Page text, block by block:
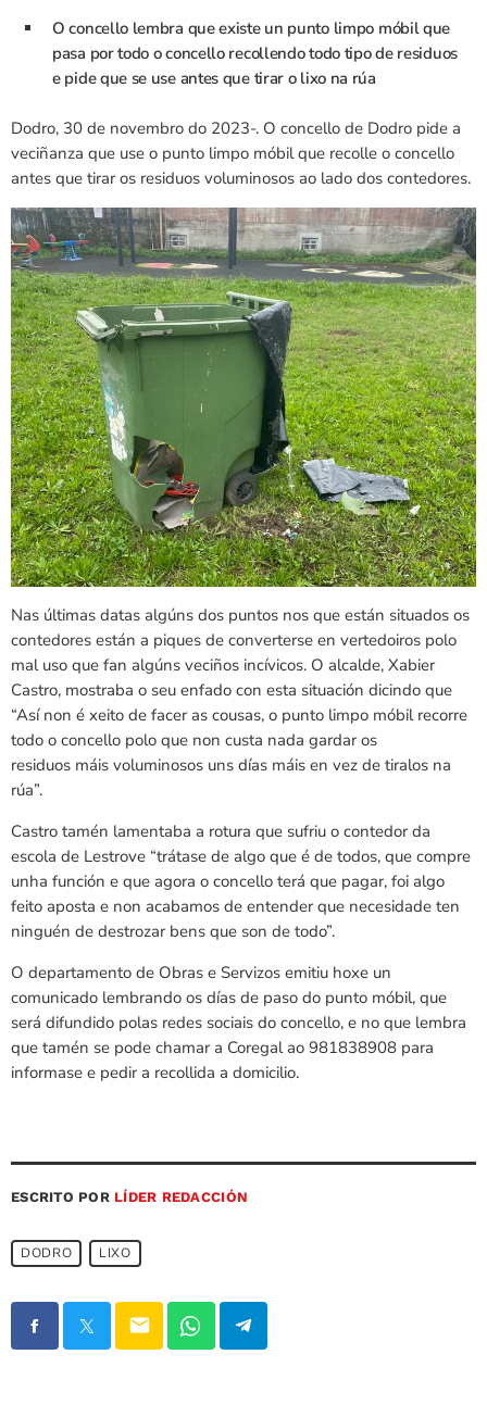
O concello lembra que existe un punto limpo móbil que
pasa por todo o concello recollendo todo tipo de residuos
e pide que se use antes que tirar o lixo na rúa
Dodro, 30 de novembro do 2023-. O concello de Dodro pide a
veciñanza que use o punto limpo móbil que recolle o concello
antes que tirar os residuos voluminosos ao lado dos contedores.
Nas últimas datas algúns dos puntos nos que están situados os
contedores están a piques de converterse en vertedoiros polo
mal uso que fan algúns veciños incívicos. O alcalde, Xabier
Castro, mostraba o seu enfado con esta situación dicindo que
“Así non é xeito de facer as cousas, o punto limpo móbil recorre
todo o concello polo que non custa nada gardar os
residuos máis voluminosos uns días máis en vez de tiralos na
rúa”.
Castro tamén lamentaba a rotura que sufriu o contedor da
escola de Lestrove “trátase de algo que é de todos, que compre
unha función e que agora o concello terá que pagar, foi algo
feito aposta e non acabamos de entender que necesidade ten
ninguén de destrozar bens que son de todo”.
O departamento de Obras e Servizos emitiu hoxe un
comunicado lembrando os días de paso do punto móbil, que
será difundido polas redes sociais do concello, e no que lembra
que tamén se pode chamar a Coregal ao 981838908 para
informase e pedir a recollida a domicilio.
ESCRITO POR LÍDER REDACCIÓN
DODRO LIXO
email